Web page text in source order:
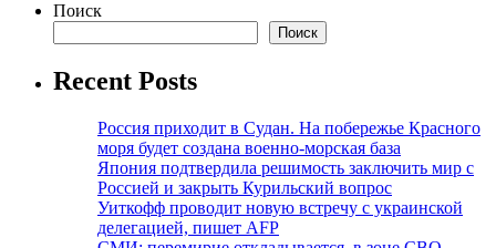
Поиск
Поиск
Recent Posts
Россия приходит в Судан. На побережье Красного
моря будет создана военно-морская база
Япония подтвердила решимость заключить мир с
Россией и закрыть Курильский вопрос
Уиткофф проводит новую встречу с украинской
делегацией, пишет AFP